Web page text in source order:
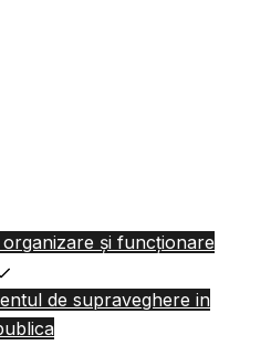
organizare și funcționare
de supraveghere in